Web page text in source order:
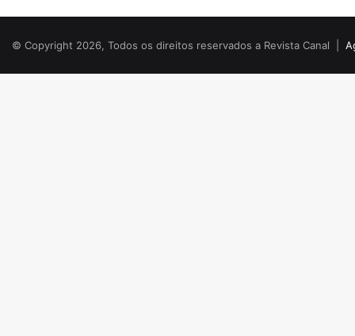
© Copyright 2026, Todos os direitos reservados a Revista Canal |